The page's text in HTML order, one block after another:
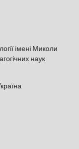
імені Миколи
наук